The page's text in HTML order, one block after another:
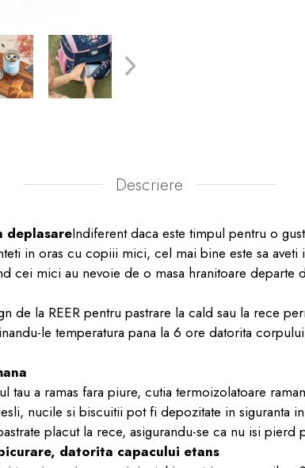
Descriere
deplasareIndiferent daca este timpul pentru o
in oras cu copiii mici, cel mai bine este sa aveti
cei mici au nevoie de o masa hranitoare departe
de la REER pentru pastrare la cald sau la rece
le temperatura pana la 6 ore datorita
tau a ramas fara piure, cutia termoizolatoare
nucile si biscuitii pot fi depozitate in siguranta
placut la rece, asigurandu-se ca nu isi pierd
datorita capacului etans